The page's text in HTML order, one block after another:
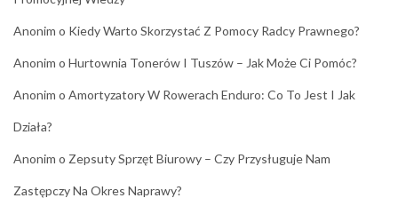
Anonim o Kiedy Warto Skorzystać Z Pomocy Radcy Prawnego?
Anonim o Hurtownia Tonerów I Tuszów – Jak Może Ci Pomóc?
Anonim o Amortyzatory W Rowerach Enduro: Co To Jest I Jak
Działa?
Anonim o Zepsuty Sprzęt Biurowy – Czy Przysługuje Nam
Zastępczy Na Okres Naprawy?